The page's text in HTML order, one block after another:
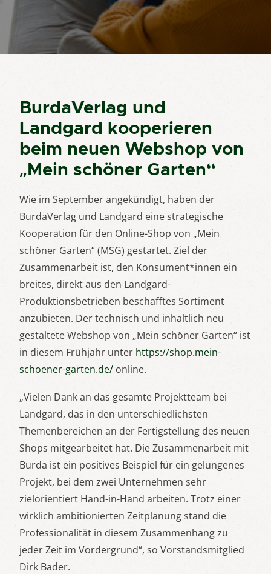
BurdaVerlag und
Landgard kooperieren
beim neuen Webshop von
„Mein schöner Garten“
Wie im September angekündigt, haben der
BurdaVerlag und Landgard eine strategische
Kooperation für den Online-Shop von „Mein
schöner Garten“ (MSG) gestartet. Ziel der
Zusammenarbeit ist, den Konsument*innen ein
breites, direkt aus den Landgard-
Produktionsbetrieben beschafftes Sortiment
anzubieten. Der technisch und inhaltlich neu
gestaltete Webshop von „Mein schöner Garten“ ist
in diesem Frühjahr unter https://shop.mein-
schoener-garten.de/ online.
„Vielen Dank an das gesamte Projektteam bei
Landgard, das in den unterschiedlichsten
Themenbereichen an der Fertigstellung des neuen
Shops mitgearbeitet hat. Die Zusammenarbeit mit
Burda ist ein positives Beispiel für ein gelungenes
Projekt, bei dem zwei Unternehmen sehr
zielorientiert Hand-in-Hand arbeiten. Trotz einer
wirklich ambitionierten Zeitplanung stand die
Professionalität in diesem Zusammenhang zu
jeder Zeit im Vordergrund“, so Vorstandsmitglied
Dirk Bader.